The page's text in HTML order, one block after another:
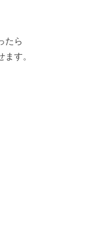
たら
す。